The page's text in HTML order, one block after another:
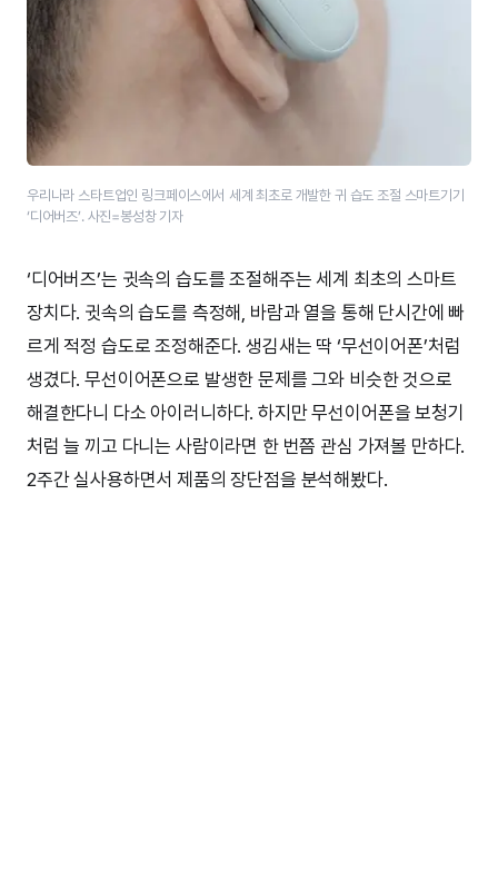
우리나라 스타트업인 링크페이스에서 세계 최초로 개발한 귀 습도 조절 스마트기기
‘디어버즈’​. 사진=봉성창 기자
‘디어버즈’는 귓속의 습도를 조절해주는 세계 최초의 스마트
장치다. 귓속의 습도를 측정해, 바람과 열을 통해 단시간에 빠
르게 적정 습도로 조정해준다. 생김새는 딱 ‘무선이어폰’처럼
생겼다. 무선이어폰으로 발생한 문제를 그와 비슷한 것으로
해결한다니 다소 아이러니하다. 하지만 무선이어폰을 보청기
처럼 늘 끼고 다니는 사람이라면 한 번쯤 관심 가져볼 만하다.
2주간 실사용하면서 제품의 장단점을 분석해봤다.